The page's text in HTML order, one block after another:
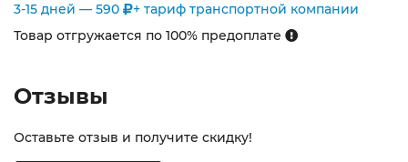
3-15 дней — 590
+ тариф транспортной компании
Товар отгружается по 100% предоплате
Отзывы
Оставьте отзыв и получите скидку!